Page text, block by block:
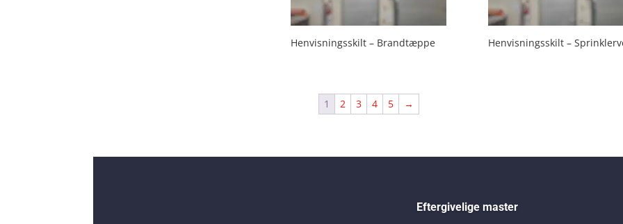
Henvisningsskilt – Brandtæppe Henvisningsskilt –
1 2 3 4 5 →
Eftergivelige master